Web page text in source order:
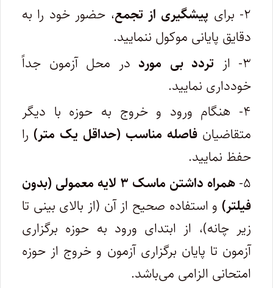
۲- برای
پیشگیری از تجمع، حضور خود را به
دقایق پایانی موکول ننمایید.
۳- از
تردد بی مورد در محل آزمون جداً
خودداری نمایید.
۴- هنگام ورود و خروج به حوزه با دیگر
متقاضیان فاصله مناسب (حداقل یک متر) را
حفظ نمایید.
۵-
همراه داشتن ماسک ۳ لایه معمولی (بدون
فیلتر) و استفاده صحیح از آن (از بالای بینی تا
زیر چانه)، از ابتدای ورود به حوزه برگزاری
آزمون تا پایان برگزاری آزمون و خروج از حوزه
امتحانی الزامی می‌باشد.